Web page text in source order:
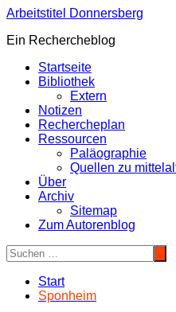
Zum
springen
Arbeitstitel Donnersberg
Ein Rechercheblog
Startseite
Bibliothek
Extern
Notizen
Rechercheplan
Ressourcen
Paläographie
Quellen zu
Über
Archiv
Sitemap
Zum Autorenblog
Start
Sponheim